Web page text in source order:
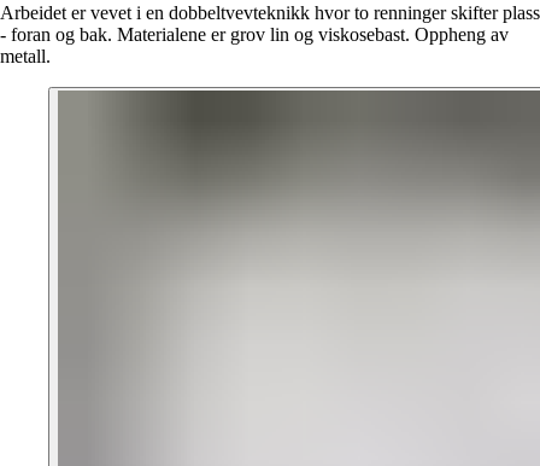
Arbeidet er vevet i en dobbeltvevteknikk hvor to renninger skifter plass
- foran og bak. Materialene er grov lin og viskosebast. Oppheng av
metall.